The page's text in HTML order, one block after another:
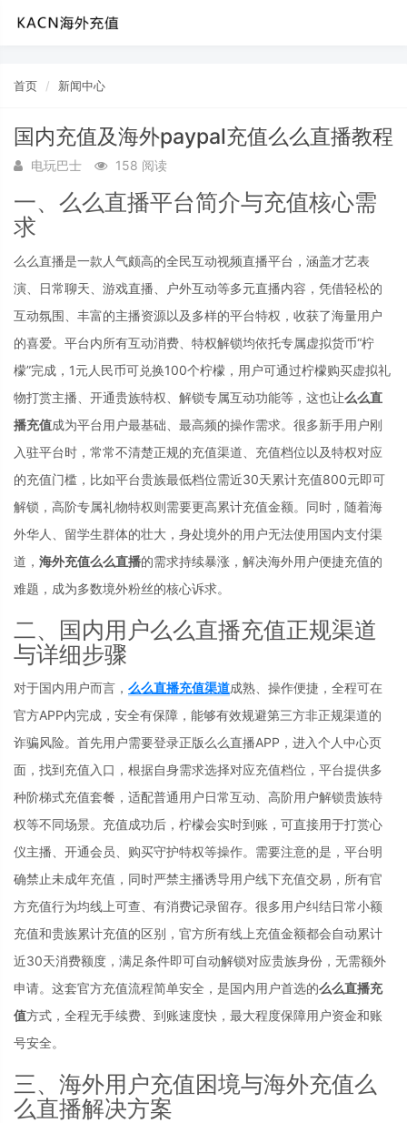
首页 新闻中心
国内充值及海外paypal充值么么直播教程
电玩巴士 158 阅读
一、么么直播平台简介与充值核心需
求
么么直播是一款人气颇高的全民互动视频直播平台，涵盖才艺表
演、日常聊天、游戏直播、户外互动等多元直播内容，凭借轻松的
互动氛围、丰富的主播资源以及多样的平台特权，收获了海量用户
的喜爱。平台内所有互动消费、特权解锁均依托专属虚拟货币“柠
檬”完成，1元人民币可兑换100个柠檬，用户可通过柠檬购买虚拟礼
物打赏主播、开通贵族特权、解锁专属互动功能等，这也让么么直
播充值成为平台用户最基础、最高频的操作需求。很多新手用户刚
入驻平台时，常常不清楚正规的充值渠道、充值档位以及特权对应
的充值门槛，比如平台贵族最低档位需近30天累计充值800元即可
解锁，高阶专属礼物特权则需要更高累计充值金额。同时，随着海
外华人、留学生群体的壮大，身处境外的用户无法使用国内支付渠
道， 海外充值么么直播的需求持续暴涨，解决海外用户便捷充值的
难题，成为多数境外粉丝的核心诉求。
二、国内用户么么直播充值正规渠道
与详细步骤
对于国内用户而言， 么么直播充值渠道成熟、操作便捷，全程可在
官方APP内完成，安全有保障，能够有效规避第三方非正规渠道的
诈骗风险。首先用户需要登录正版么么直播APP，进入个人中心页
面，找到充值入口，根据自身需求选择对应充值档位，平台提供多
种阶梯式充值套餐，适配普通用户日常互动、高阶用户解锁贵族特
权等不同场景。充值成功后，柠檬会实时到账，可直接用于打赏心
仪主播、开通会员、购买守护特权等操作。需要注意的是，平台明
确禁止未成年充值，同时严禁主播诱导用户线下充值交易，所有官
方充值行为均线上可查、有消费记录留存。很多用户纠结日常小额
充值和贵族累计充值的区别，官方所有线上充值金额都会自动累计
近30天消费额度，满足条件即可自动解锁对应贵族身份，无需额外
申请。这套官方充值流程简单安全，是国内用户首选的么么直播充
值方式，全程无手续费、到账速度快，最大程度保障用户资金和账
号安全。
三、海外用户充值困境与海外充值么
么直播解决方案